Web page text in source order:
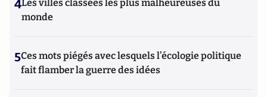
4Les villes classées les plus malheureuses du
monde
5Ces mots piégés avec lesquels l’écologie politique
fait flamber la guerre des idées